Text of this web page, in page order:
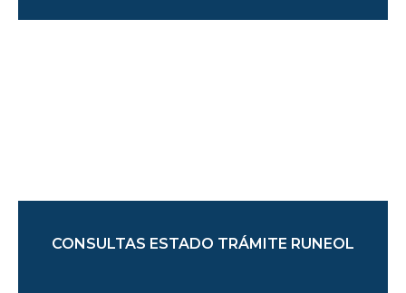
CONSULTAS ESTADO TRÁMITE RUNEOL